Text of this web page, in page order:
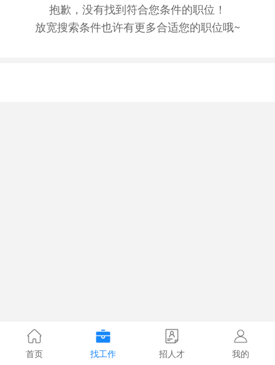
抱歉，没有找到符合您条件的职位！
放宽搜索条件也许有更多合适您的职位哦~
首页 找工作 招人才 我的